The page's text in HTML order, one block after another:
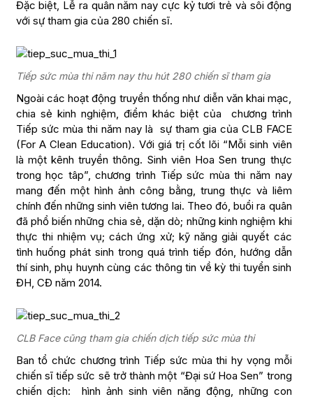
Đặc biệt, Lễ ra quân năm nay cực kỷ tươi trẻ và sôi động
với sự tham gia của 280 chiến sĩ.
Tiếp sức mùa thi năm nay thu hút 280 chiến sĩ tham gia
Ngoài các hoạt động truyền thống như diễn văn khai mạc,
chia sẻ kinh nghiệm, điểm khác biệt của chương trình
Tiếp sức mùa thi năm nay là sự tham gia của CLB FACE
(For A Clean Education). Với giá trị cốt lõi “Mỗi sinh viên
là một kênh truyền thông. Sinh viên Hoa Sen trung thực
trong học tâp”, chương trình Tiếp sức mùa thi năm nay
mang đến một hình ảnh công bằng, trung thực và liêm
chính đến những sinh viên tương lai. Theo đó, buổi ra quân
đã phổ biến những chia sẻ, dặn dò; những kinh nghiệm khi
thực thi nhiệm vụ; cách ứng xử; kỹ năng giải quyết các
tình huống phát sinh trong quá trình tiếp đón, hướng dẫn
thí sinh, phụ huynh cùng các thông tin về kỳ thi tuyển sinh
ĐH, CĐ năm 2014.
CLB Face cũng tham gia chiến dịch tiếp sức mùa thi
Ban tổ chức chương trình Tiếp sức mùa thi hy vọng mỗi
chiến sĩ tiếp sức sẽ trở thành một “Đại sứ Hoa Sen” trong
chiến dịch: hình ảnh sinh viên năng động, những con